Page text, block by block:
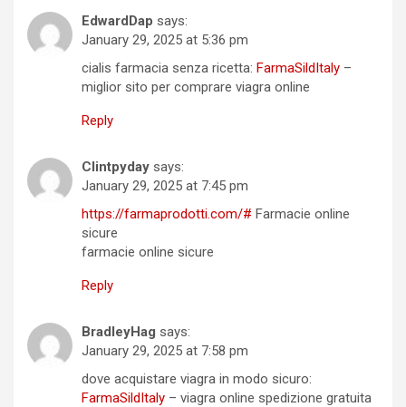
EdwardDap says:
January 29, 2025 at 5:36 pm
cialis farmacia senza ricetta: FarmaSildItaly –
miglior sito per comprare viagra online
Reply
Clintpyday says:
January 29, 2025 at 7:45 pm
https://farmaprodotti.com/# Farmacie online
sicure
farmacie online sicure
Reply
BradleyHag says:
January 29, 2025 at 7:58 pm
dove acquistare viagra in modo sicuro:
FarmaSildItaly – viagra online spedizione gratuita